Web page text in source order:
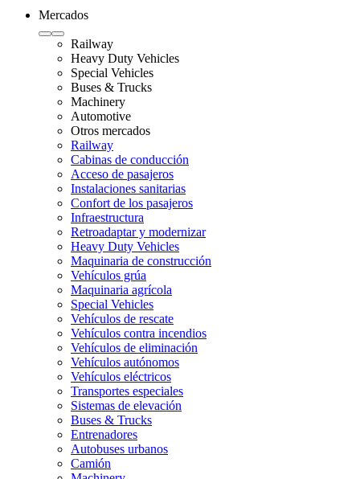
Mercados
Railway
Heavy Duty Vehicles
Special Vehicles
Buses & Trucks
Machinery
Automotive
Otros mercados
Railway
Cabinas de conducción
Acceso de pasajeros
Instalaciones sanitarias
Confort de los pasajeros
Infraestructura
Retroadaptar y modernizar
Heavy Duty Vehicles
Maquinaria de construcción
Vehículos grúa
Maquinaria agrícola
Special Vehicles
Vehículos de rescate
Vehículos contra incendios
Vehículos de eliminación
Vehículos autónomos
Vehículos eléctricos
Transportes especiales
Sistemas de elevación
Buses & Trucks
Entrenadores
Autobuses urbanos
Camión